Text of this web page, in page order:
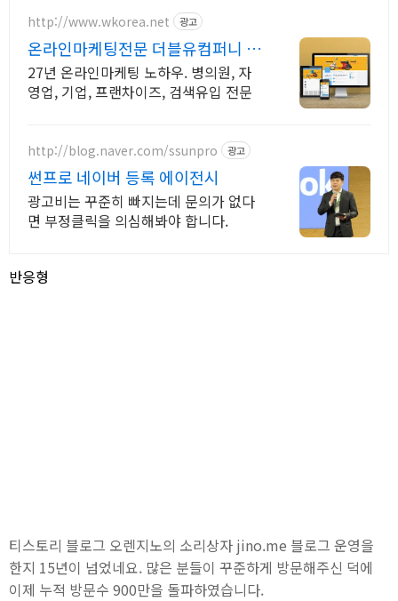
http://www.wkorea.net 광고
온라인마케팅전문 더블유컴퍼니 27
년 노하우
27년 온라인마케팅 노하우. 병의원, 자
영업, 기업, 프랜차이즈, 검색유입 전문
http://blog.naver.com/ssunpro 광고
썬프로 네이버 등록 에이전시
광고비는 꾸준히 빠지는데 문의가 없다
면 부정클릭을 의심해봐야 합니다.
반응형
티스토리 블로그 오렌지노의 소리상자 jino.me 블로그 운영을
한지 15년이 넘었네요. 많은 분들이 꾸준하게 방문해주신 덕에
이제 누적 방문수 900만을 돌파하였습니다.